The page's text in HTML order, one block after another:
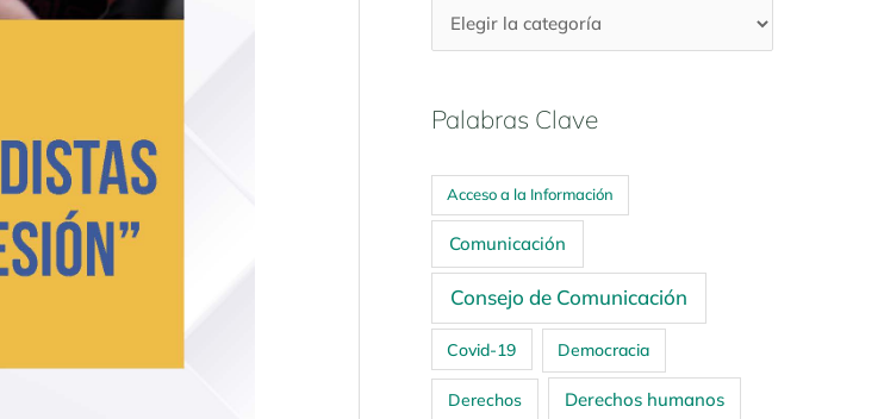
Palabras Clave
Acceso a la Información
Comunicación
Consejo de Comunicación
Covid-19 Democracia
Derechos Derechos humanos